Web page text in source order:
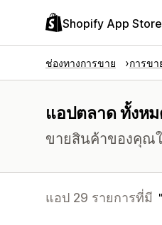
Shopify App Store
ช่องทางการขาย การข
แอปตลาด ทั้งห
ขายสินค้าของคุณ
แอป 29 รายการที่มี